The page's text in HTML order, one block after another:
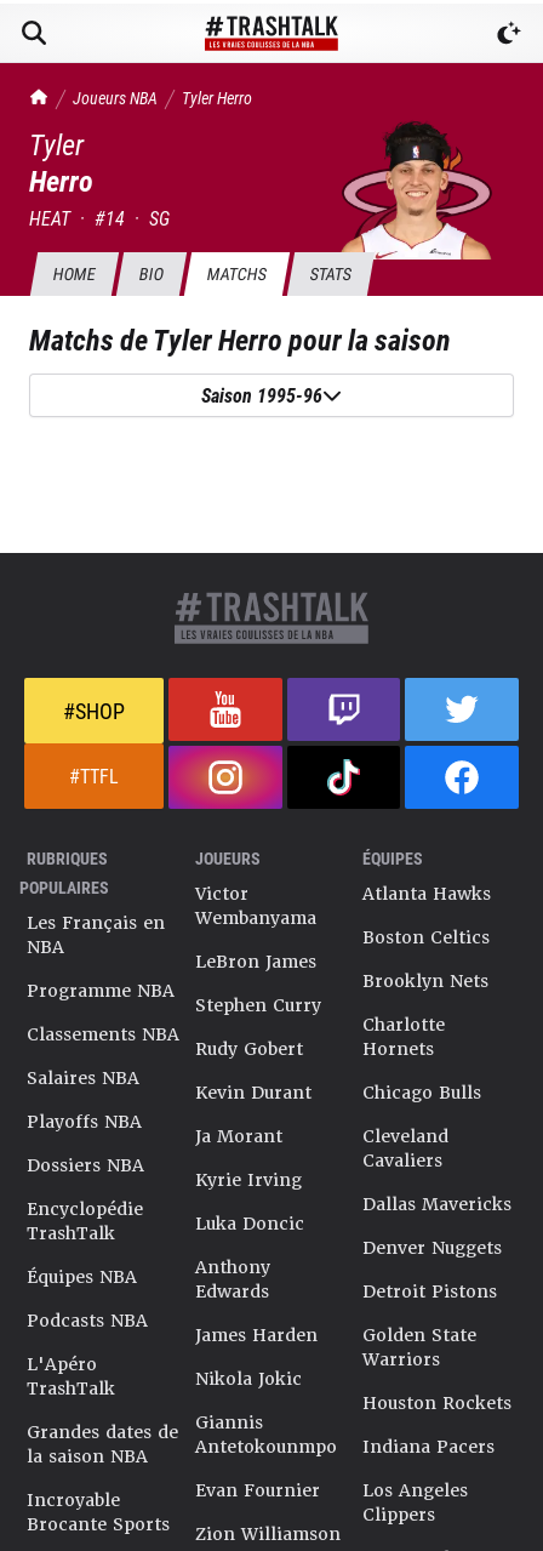
TrashTalk Actu NBA
Joueurs NBA TylerHerro
Tyler
Herro
HEAT · #14 · SG
HOME BIO MATCHS STATS
Matchs deTyler Herropour la saison
Saison 1995-96
#SHOP
#TTFL
RUBRIQUES
POPULAIRES
Les Français en
NBA
Programme NBA
Classements NBA
Salaires NBA
Playoffs NBA
Dossiers NBA
Encyclopédie
TrashTalk
Équipes NBA
Podcasts NBA
L'Apéro
TrashTalk
Grandes dates de
la saison NBA
Incroyable
Brocante Sports
JOUEURS
Victor
Wembanyama
LeBron James
Stephen Curry
Rudy Gobert
Kevin Durant
Ja Morant
Kyrie Irving
Luka Doncic
Anthony
Edwards
James Harden
Nikola Jokic
Giannis
Antetokounmpo
Evan Fournier
Zion Williamson
ÉQUIPES
Atlanta Hawks
Boston Celtics
Brooklyn Nets
Charlotte
Hornets
Chicago Bulls
Cleveland
Cavaliers
Dallas Mavericks
Denver Nuggets
Detroit Pistons
Golden State
Warriors
Houston Rockets
Indiana Pacers
Los Angeles
Clippers